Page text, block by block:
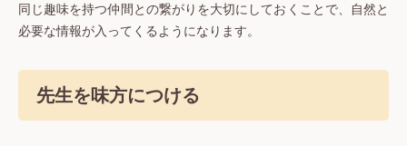
同じ趣味を持つ仲間との繋がりを大切にしておくことで、自然と
必要な情報が入ってくるようになります。
先生を味方につける